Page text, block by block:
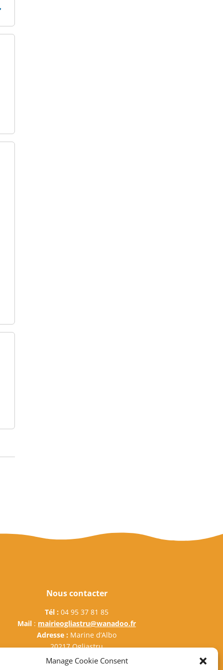
Manage Cookie Consent
Nous contacter
Tél : 04 95 37 81 85
Mail : mairieogliastru@wanadoo.fr
Adresse : Marine d’Albo
20217 Ogliastru